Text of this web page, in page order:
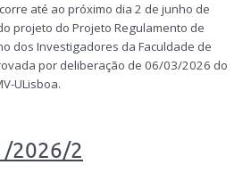
até ao próximo dia 2 de junho de
projeto do Projeto Regulamento de
dos Investigadores da Faculdade de
por deliberação de 06/03/2026 do
ULisboa.
2026/2